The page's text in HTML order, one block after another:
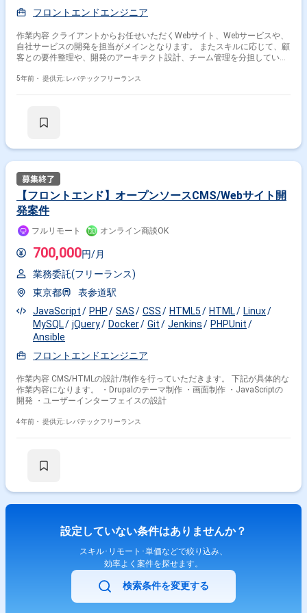
フロントエンドエンジニア
作業内容 クライアントからお任せいただくWebサイト、Webサービスや、
自社サービスの開発を担当がメインとなります。 またスキルに応じて、顧
客との要件整理や、開発のアーキテクト設計、チーム管理を分担していた
5年前・ 提供元: レバテックフリーランス
【フロントエンド】オープンソースCMS/Webサイト開
発案件
フルリモート オンライン商談OK
700,000円/月
業務委託(フリーランス)
東京都
表参道駅
JavaScript
PHP SAS CSS HTML5 HTML
Linux
MySQL
jQuery Docker Git Jenkins
PHPUnit
Ansible
フロントエンドエンジニア
作業内容 CMS/HTMLの設計/制作を行っていただきます。 下記が具体的な
作業内容になります。 ・Drupalのテーマ制作 ・画面制作 ・JavaScriptの
開発 ・ユーザーインターフェイスの設計
4年前・ 提供元: レバテックフリーランス
設定していない条件はありませんか？
スキル･リモート･単価などで絞り込み、
効率よく案件を探せます。
検索条件を変更する